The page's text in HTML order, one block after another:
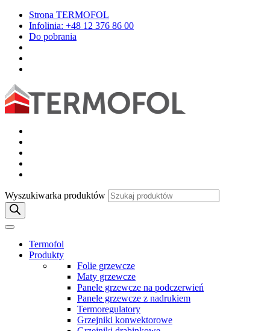
Strona TERMOFOL
Infolinia: +48 12 376 86 00
Do pobrania
Wyszukiwarka produktów
Termofol
Produkty
Folie grzewcze
Maty grzewcze
Panele grzewcze na podczerwień
Panele grzewcze z nadrukiem
Termoregulatory
Grzejniki konwektorowe